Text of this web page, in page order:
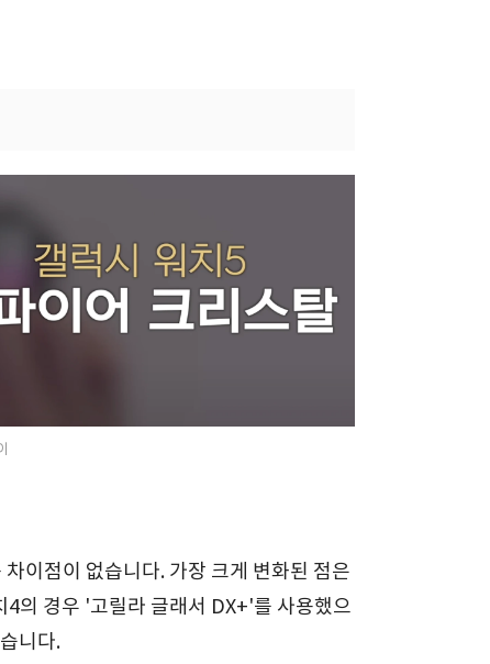
이점이 없습니다. 가장 크게 변화된 점은
의 경우 '고릴라 글래서 DX+'를 사용했으
니다.